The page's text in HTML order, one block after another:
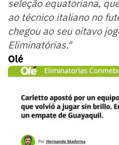
seleção equatoriana,
ao técnico italiano no
chegou ao seu oitavo
Eliminatórias."
Olé